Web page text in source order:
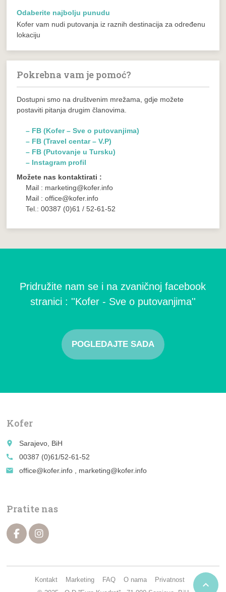
Odaberite najbolju punudu
Kofer vam nudi putovanja iz raznih destinacija za određenu
lokaciju
Pokrebna vam je pomoć?
Dostupni smo na društvenim mrežama, gdje možete
postaviti pitanja drugim članovima.
– FB (Kofer – Sve o putovanjima)
– FB (Travel centar – V.P)
– FB (Putovanje u Tursku)
– Instagram profil
Možete nas kontaktirati :
Mail : marketing@kofer.info
Mail : office@kofer.info
Tel.: 00387 (0)61 / 52-61-52
Pridružite nam se i na zvaničnoj facebook
stranici : ''Kofer - Sve o putovanjima''
POGLEDAJTE SADA
Kofer
place
Sarajevo, BiH
call
00387 (0)61/52-61-52
email
office@kofer.info , marketing@kofer.info
Pratite nas
Kontakt Marketing FAQ O nama Privatnost 